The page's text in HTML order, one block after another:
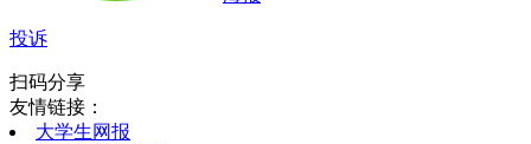
投诉
扫码分享
友情链接：
大学生网报